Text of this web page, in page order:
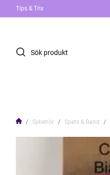
Tips & Trix
Sybehör Spets & Band